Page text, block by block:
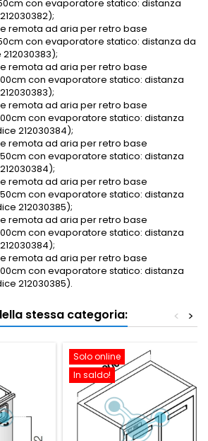
con evaporatore statico: distanza
remota ad aria per retro base
con evaporatore statico: distanza da
remota ad aria per retro base
con evaporatore statico: distanza
remota ad aria per retro base
con evaporatore statico: distanza
212030384);
remota ad aria per retro base
con evaporatore statico: distanza
remota ad aria per retro base
con evaporatore statico: distanza
212030385);
remota ad aria per retro base
con evaporatore statico: distanza
remota ad aria per retro base
con evaporatore statico: distanza
212030385).
stessa categoria: >
<
Solo online
In saldo!